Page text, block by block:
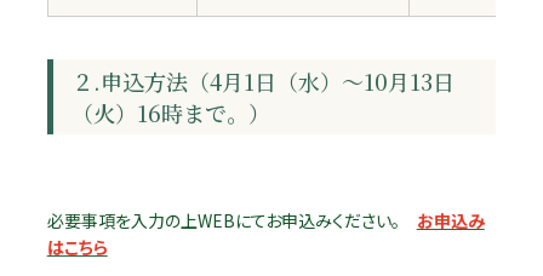
２.申込方法（4月1日（水）～10月13日
（火）16時まで。）
必要事項を入力の上WEBにてお申込みください。 お申込み
はこちら